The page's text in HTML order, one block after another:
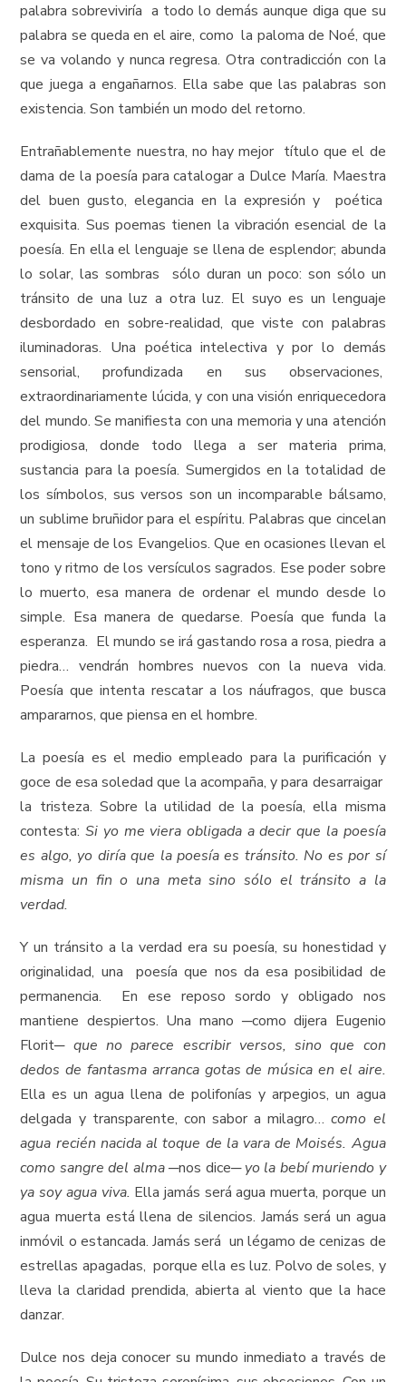
palabra sobreviviría a todo lo demás aunque diga que su
palabra se queda en el aire, como la paloma de Noé, que
se va volando y nunca regresa. Otra contradicción con la
que juega a engañarnos. Ella sabe que las palabras son
existencia. Son también un modo del retorno.
Entrañablemente nuestra, no hay mejor título que el de
dama de la poesía para catalogar a Dulce María. Maestra
del buen gusto, elegancia en la expresión y poética
exquisita. Sus poemas tienen la vibración esencial de la
poesía. En ella el lenguaje se llena de esplendor; abunda
lo solar, las sombras sólo duran un poco: son sólo un
tránsito de una luz a otra luz. El suyo es un lenguaje
desbordado en sobre-realidad, que viste con palabras
iluminadoras. Una poética intelectiva y por lo demás
sensorial, profundizada en sus observaciones,
extraordinariamente lúcida, y con una visión enriquecedora
del mundo. Se manifiesta con una memoria y una atención
prodigiosa, donde todo llega a ser materia prima,
sustancia para la poesía. Sumergidos en la totalidad de
los símbolos, sus versos son un incomparable bálsamo,
un sublime bruñidor para el espíritu. Palabras que cincelan
el mensaje de los Evangelios. Que en ocasiones llevan el
tono y ritmo de los versículos sagrados. Ese poder sobre
lo muerto, esa manera de ordenar el mundo desde lo
simple. Esa manera de quedarse. Poesía que funda la
esperanza. El mundo se irá gastando rosa a rosa, piedra a
piedra… vendrán hombres nuevos con la nueva vida.
Poesía que intenta rescatar a los náufragos, que busca
ampararnos, que piensa en el hombre.
La poesía es el medio empleado para la purificación y
goce de esa soledad que la acompaña, y para desarraigar
la tristeza. Sobre la utilidad de la poesía, ella misma
contesta:Si yo me viera obligada a decir que la poesía
es algo, yo diría que la poesía es tránsito. No es por sí
misma un fin o una meta sino sólo el tránsito a la
verdad.
Y un tránsito a la verdad era su poesía, su honestidad y
originalidad, una poesía que nos da esa posibilidad de
permanencia. En ese reposo sordo y obligado nos
mantiene despiertos. Una mano ─como dijera Eugenio
Florit─ que no parece escribir versos, sino que con
dedos de fantasma arranca gotas de música en el aire.
Ella es un agua llena de polifonías y arpegios, un agua
delgada y transparente, con sabor a milagro…como el
agua recién nacida al toque de la vara de Moisés. Agua
como sangre del alma─nos dice─yo la bebí muriendo y
ya soy agua viva. Ella jamás será agua muerta, porque un
agua muerta está llena de silencios. Jamás será un agua
inmóvil o estancada. Jamás será un légamo de cenizas de
estrellas apagadas, porque ella es luz. Polvo de soles, y
lleva la claridad prendida, abierta al viento que la hace
danzar.
Dulce nos deja conocer su mundo inmediato a través de